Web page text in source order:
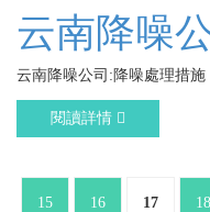
云南降噪
云南降噪公司:降噪處理措施
閱讀詳情
15 16 17 18